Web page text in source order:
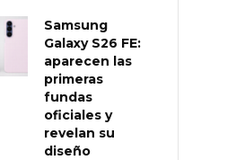
Samsung
Galaxy S26 FE:
aparecen las
primeras
fundas
oficiales y
revelan su
diseño